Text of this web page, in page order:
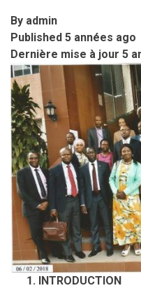
By admin
Published 5 années ago
Dernière mise à jour 5
INTRODUCTION